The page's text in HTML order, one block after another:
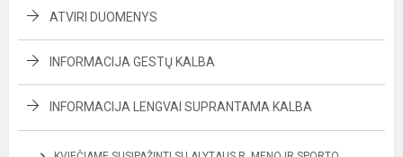
ATVIRI DUOMENYS
INFORMACIJA GESTŲ KALBA
INFORMACIJA LENGVAI SUPRANTAMA KALBA